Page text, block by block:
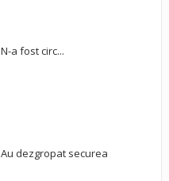
N-a fost circ...
Au dezgropat securea